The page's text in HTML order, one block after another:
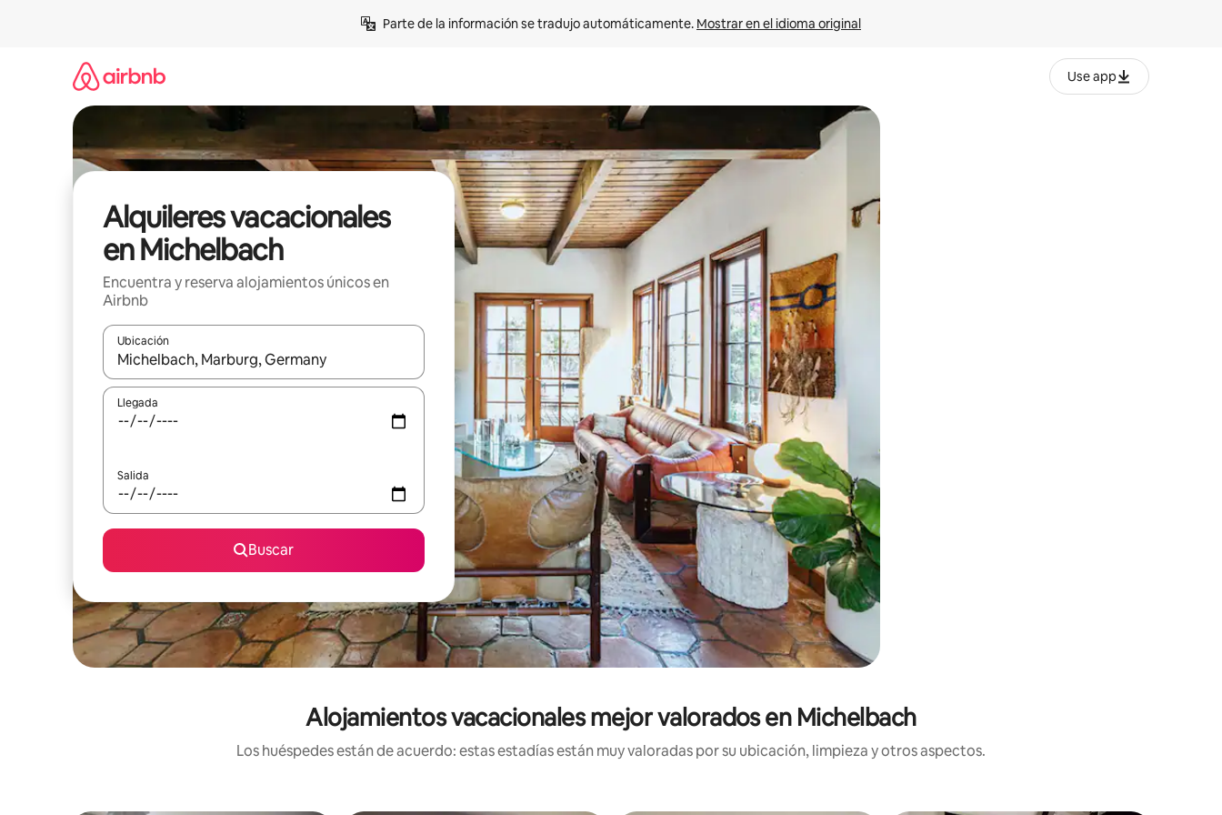
Parte de la información se tradujo automáticamente. Mostrar en el idioma original
Use app
Alquileres vacacionales
en Michelbach
Encuentra y reserva alojamientos únicos en
Airbnb
Ubicación
Cuando los resultados estén disponibles, navega con las teclas de flecha hacia arriba y hacia abajo o explora con el tacto o desliza el dedo.
Llegada
Salida
Buscar
Alojamientos vacacionales mejor valorados en Michelbach
Los huéspedes están de acuerdo: estas estadías están muy valoradas por su ubicación, limpieza y otros aspectos.